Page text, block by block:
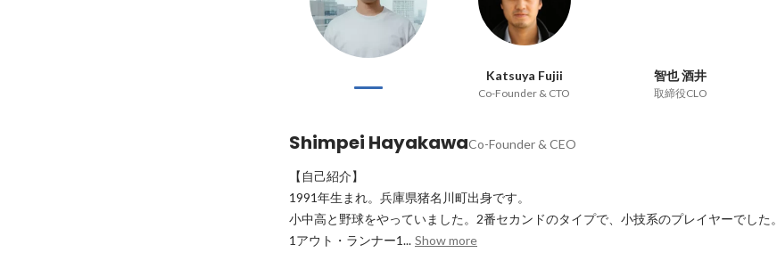
Katsuya Fujii
Co-Founder & CTO
智也 酒井
取締役CLO
Shimpei HayakawaCo-Founder & CEO
【自己紹介】
1991年生まれ。兵庫県猪名川町出身です。
小中高と野球をやっていました。2番セカンドのタイプで、小技系のプレイヤーでした。
1アウト・ランナー1... Show more